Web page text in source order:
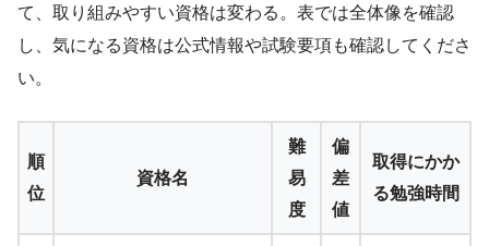
て、取り組みやすい資格は変わる。表では全体像を確認
し、気になる資格は公式情報や試験要項も確認してくださ
い。
順
位
資格名
難
易
度
偏
差
値
取得にかか
る勉強時間